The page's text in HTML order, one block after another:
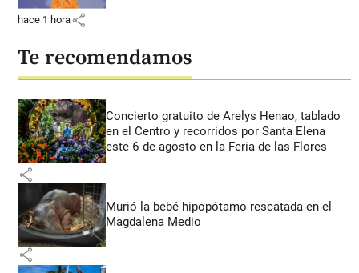
hace 1 hora share
Te recomendamos
Concierto gratuito de Arelys Henao, tablado
en el Centro y recorridos por Santa Elena
este 6 de agosto en la Feria de las Flores
share
Murió la bebé hipopótamo rescatada en el
Magdalena Medio
share